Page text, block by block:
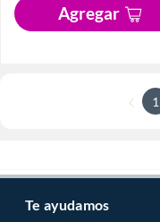
Agregar
1
Te ayudamos